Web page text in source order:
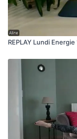
REPLAY Lundi Energie